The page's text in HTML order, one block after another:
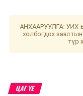
УНШСАН: 1414
ДАРААХ МЭДЭЭ
Цогтцэций өртөөг
зарлалаа
ӨМНӨХ МЭДЭЭ
илрүүлэн шалгаж
АНХААРУУЛГА: УИХ-
холбогдох заалтын
түр
ЦАГ ҮЕ